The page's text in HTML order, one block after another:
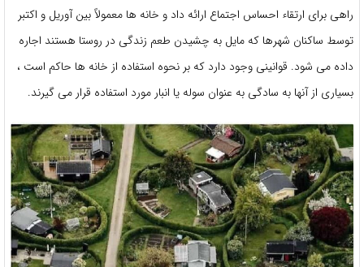
راهی برای ارتقاء احساس اجتماع ارائه داد و خانه ها معمولاً بین آوریل و اکتبر
توسط ساکنان شهرها که مایل به چشیدن طعم زندگی در روستا هستند اجاره
داده می شود. قوانینی وجود دارد که بر نحوه استفاده از خانه ها حاکم است ،
بسیاری از آنها به سادگی به عنوان سوله یا انبار مورد استفاده قرار می گیرند.